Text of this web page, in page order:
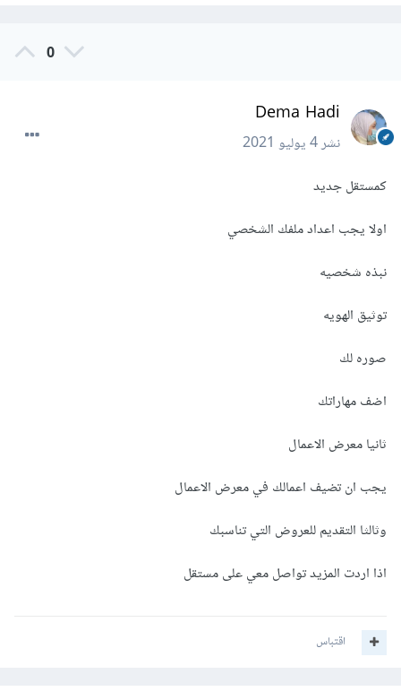
0
Dema Hadi
نشر4 يوليو 2021
كمستقل جديد
اولا يجب اعداد ملفك الشخصي
نبذه شخصيه
توثيق الهويه
صوره لك
اضف مهاراتك
ثانيا معرض الاعمال
يجب ان تضيف اعمالك في معرض الاعمال
وثالثا التقديم للعروض التي تناسبك
اذا اردت المزيد تواصل معي على مستقل
اقتباس